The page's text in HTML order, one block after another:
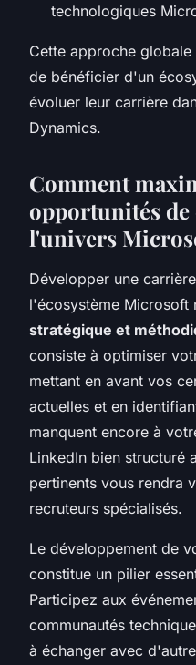
technologiques
Cette approche
de bénéficier d'un
évoluer leur carrière
Dynamics.
Comment
opportunités
l'univers
Développer une
l'écosystème Microsoft
stratégique et
consiste à optimiser
mettant en avant vos
actuelles et en
manquent encore à
LinkedIn bien structuré
pertinents vous rendra
recruteurs spécialisés.
Le développement de
constitue un pilier
Participez aux
communautés
à échanger avec